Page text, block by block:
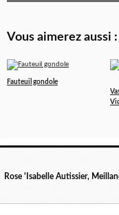
Vous aimerez aussi :
Fauteuil gondole
Rose 'Isabelle Autissier,